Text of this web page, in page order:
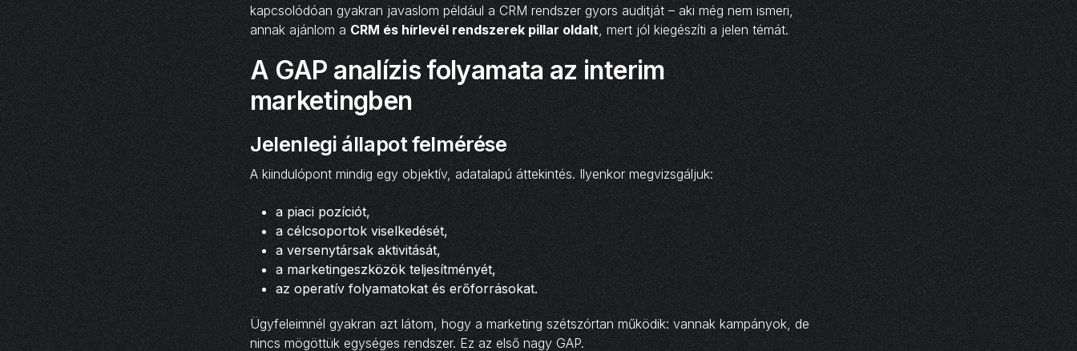
kapcsolódóan gyakran javaslom például a CRM rendszer gyors auditját – aki még nem ismeri,
annak ajánlom a CRM és hírlevél rendszerek pillar oldalt, mert jól kiegészíti a jelen témát.
A GAP analízis folyamata az interim
marketingben
Jelenlegi állapot felmérése
A kiindulópont mindig egy objektív, adatalapú áttekintés. Ilyenkor megvizsgáljuk:
a piaci pozíciót,
a célcsoportok viselkedését,
a versenytársak aktivitását,
a marketingeszközök teljesítményét,
az operatív folyamatokat és erőforrásokat.
Ügyfeleimnél gyakran azt látom, hogy a marketing szétszórtan működik: vannak kampányok, de
nincs mögöttük egységes rendszer. Ez az első nagy GAP.